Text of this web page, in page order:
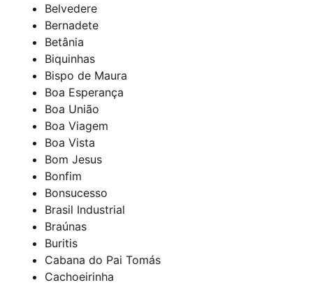
Belvedere
Bernadete
Betânia
Biquinhas
Bispo de Maura
Boa Esperança
Boa União
Boa Viagem
Boa Vista
Bom Jesus
Bonfim
Bonsucesso
Brasil Industrial
Braúnas
Buritis
Cabana do Pai Tomás
Cachoeirinha